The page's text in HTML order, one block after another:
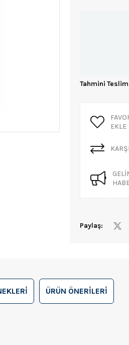
Tahmini
EKLE
Paylaş:
ÜRÜN ÖNERILERI